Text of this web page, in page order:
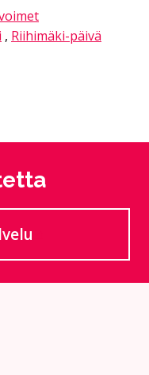
, Riihimäki-päivä
ulkoiselle